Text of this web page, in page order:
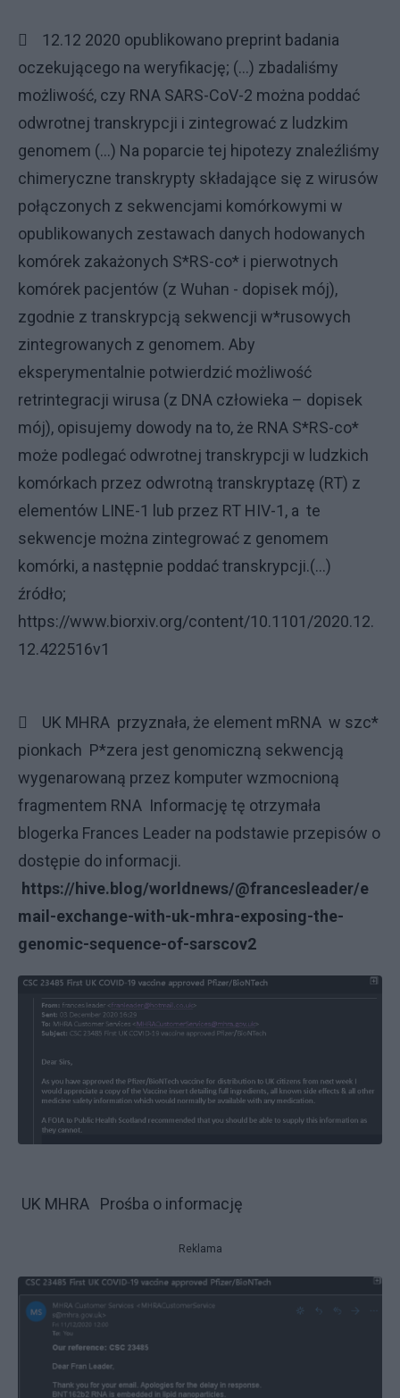
 12.12 2020 opublikowano preprint badania
oczekującego na weryfikację; (...) zbadaliśmy
możliwość, czy RNA SARS-CoV-2 można poddać
odwrotnej transkrypcji i zintegrować z ludzkim
genomem (...) Na poparcie tej hipotezy znaleźliśmy
chimeryczne transkrypty składające się z wirusów
połączonych z sekwencjami komórkowymi w
opublikowanych zestawach danych hodowanych
komórek zakażonych S*RS-co* i pierwotnych
komórek pacjentów (z Wuhan - dopisek mój),
zgodnie z transkrypcją sekwencji w*rusowych
zintegrowanych z genomem. Aby
eksperymentalnie potwierdzić możliwość
retrintegracji wirusa (z DNA człowieka – dopisek
mój), opisujemy dowody na to, że RNA S*RS-co*
może podlegać odwrotnej transkrypcji w ludzkich
komórkach przez odwrotną transkryptazę (RT) z
elementów LINE-1 lub przez RT HIV-1, a te
sekwencje można zintegrować z genomem
komórki, a następnie poddać transkrypcji.(...)
źródło;
https://www.biorxiv.org/content/10.1101/2020.12.
12.422516v1
 UK MHRA przyznała, że element mRNA w szc*
pionkach P*zera jest genomiczną sekwencją
wygenarowaną przez komputer wzmocnioną
fragmentem RNA Informację tę otrzymała
blogerka Frances Leader na podstawie przepisów o
dostępie do informacji.
https://hive.blog/worldnews/@francesleader/e
mail-exchange-with-uk-mhra-exposing-the-
genomic-sequence-of-sarscov2
UK MHRA Prośba o informację
Reklama